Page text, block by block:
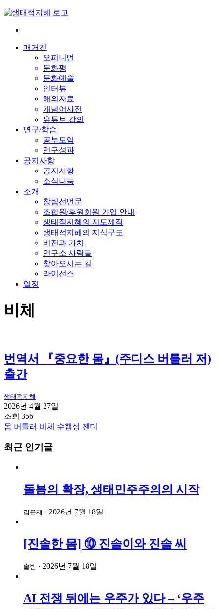
Skip
content
매거진
오피니언
문화평
문화예술
인터뷰
해외자료
개념어사전
유튜브 강의
연구/학습
공부모임
연구성과
공지사항
공지사항
소식나눔
소개
창립선언문
조합원/후원회원 가입 안내
생태적지혜의 지도제작
생태적지혜의 지식구도
비전과 가치
연구소 사람들
찾아오시는 길
라이선스
일정
비체
번역서 『중요한 몸』(주디스 버틀러 저)
출간
생태적지혜
2026년 4월 27일
조회 356
몸 버틀러 비체 수행성 젠더
최근 인기글
돌봄의 확장, 생태민주주의의 시작
김은제 · 2026년 7월 18일
[진솔한 몸] ⑩ 진솔이와 진솔 씨
솔빈 · 2026년 7월 18일
AI 전쟁 뒤에는 우주가 있다 – ‘우주